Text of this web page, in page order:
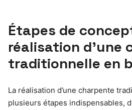
Étapes de
réalisation d’une
traditionnelle en
La réalisation d’une charpente
plusieurs étapes indispensables,